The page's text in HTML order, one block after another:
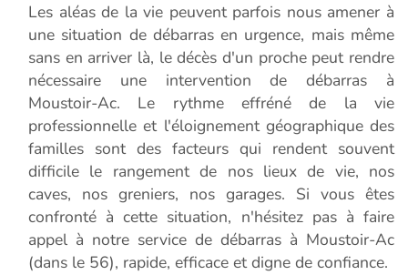
Les aléas de la vie peuvent parfois nous amener à
une situation de débarras en urgence, mais même
sans en arriver là, le décès d'un proche peut rendre
nécessaire une intervention de débarras à
Moustoir-Ac. Le rythme effréné de la vie
professionnelle et l'éloignement géographique des
familles sont des facteurs qui rendent souvent
difficile le rangement de nos lieux de vie, nos
caves, nos greniers, nos garages. Si vous êtes
confronté à cette situation, n'hésitez pas à faire
appel à notre service de débarras à Moustoir-Ac
(dans le 56), rapide, efficace et digne de confiance.